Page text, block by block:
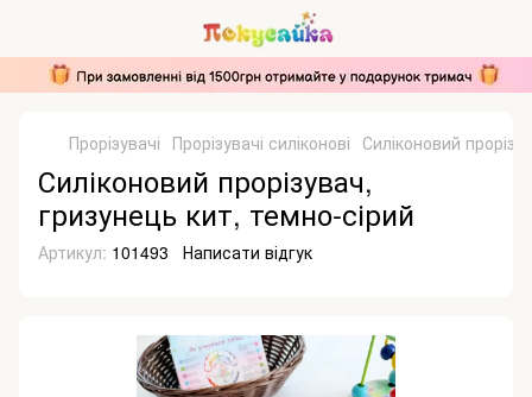
Прорізувачі Прорізувачі силіконові Силіконовий
Силіконовий прорізувач,
гризунець кит, темно-сірий
Артикул: 101493 Написати відгук